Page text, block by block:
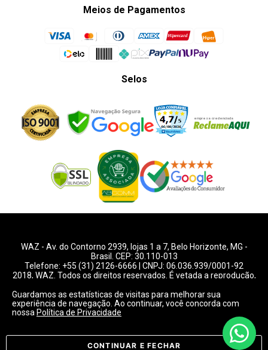
Meios de Pagamentos
Selos
WAZ - Av. do Contorno 2939, lojas 1 a 7, Belo Horizonte, MG -
Brasil. CEP: 30.110-013
Telefone: +55 (31) 2126-6666 | CNPJ: 06.036.939/0001-92
2018, WAZ. Todos os direitos reservados. É vetada a reprodução,
Preços e condições de pagamentos válidos exclusivamente
para compras pelo website.
Guardamos as estatísticas de visitas para melhorar sua
experiência de navegação. Ao continuar, você concorda com
nossa Política de Privacidade
CONTINUAR E FECHAR